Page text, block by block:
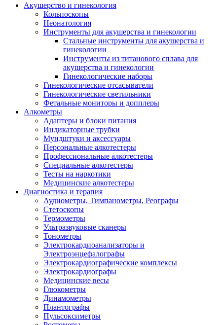
Акушерство и гинекология
Кольпоскопы
Неонатология
Инструменты для акушерства и гинекологии
Стальные инструменты для акушерства и
гинекологии
Инструменты из титанового сплава для
акушерства и гинекологии
Гинекологические наборы
Гинекологические отсасыватели
Гинекологические светильники
Фетальные мониторы и допплеры
Алкометры
Адаптеры и блоки питания
Индикаторные трубки
Мундштуки и аксессуары
Персональные алкотестеры
Профессиональные алкотестеры
Специальные алкотестеры
Тесты на наркотики
Медицинские алкотестеры
Диагностика и терапия
Аудиометры, Тимпанометры, Реографы
Стетоскопы
Термометры
Ультразвуковые сканеры
Тонометры
Электрокардиоанализаторы и
Электроэнцефалографы
Электрокардиографические комплексы
Электрокардиографы
Медицинские весы
Глюкометры
Динамометры
Плантографы
Пульсоксиметры